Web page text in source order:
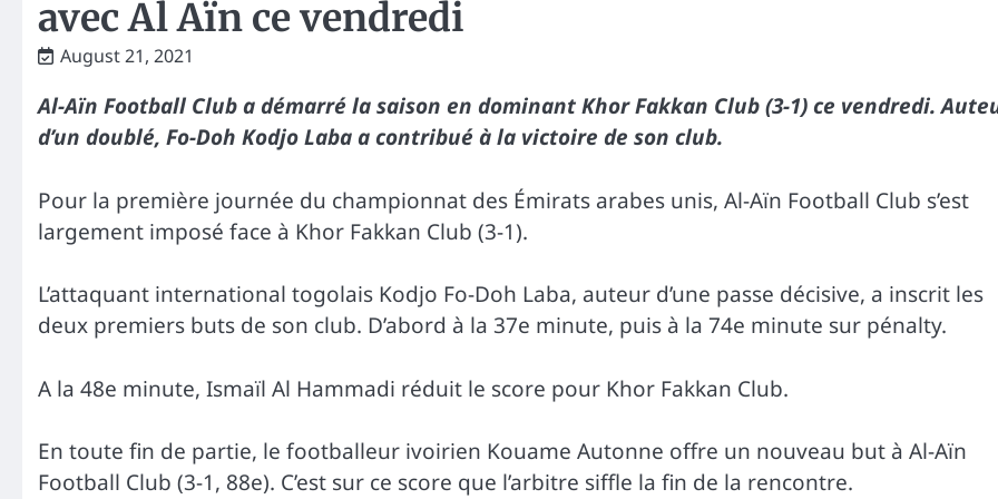
avec Al Aïn ce vendredi
August 21, 2021
Al-Aïn Football Club a démarré la saison en dominant Khor Fakkan Club (3-1) ce vendredi.
d’un doublé, Fo-Doh Kodjo Laba a contribué à la victoire de son club.
Pour la première journée du championnat des Émirats arabes unis, Al-Aïn Football Club s’est
largement imposé face à Khor Fakkan Club (3-1).
L’attaquant international togolais Kodjo Fo-Doh Laba, auteur d’une passe décisive, a inscrit les
deux premiers buts de son club. D’abord à la 37e minute, puis à la 74e minute sur pénalty.
A la 48e minute, Ismaïl Al Hammadi réduit le score pour Khor Fakkan Club.
En toute fin de partie, le footballeur ivoirien Kouame Autonne offre un nouveau but à Al-Aïn
Football Club (3-1, 88e). C’est sur ce score que l’arbitre siffle la fin de la rencontre.